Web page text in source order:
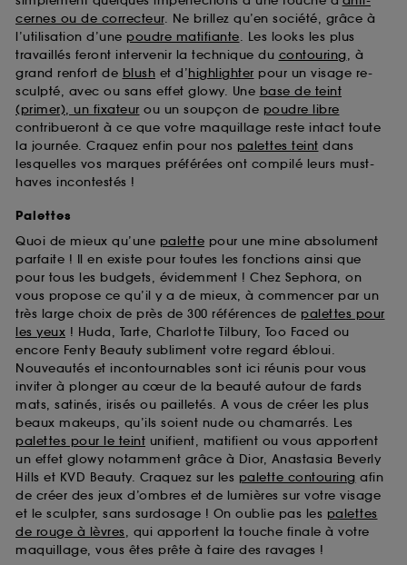
cernes ou de correcteur. Ne brillez qu’en société, grâce à
l’utilisation d’une poudre matifiante. Les looks les plus
travaillés feront intervenir la technique du contouring, à
grand renfort de blush et d’highlighter pour un visage re-
sculpté, avec ou sans effet glowy. Une base de teint
(primer), un fixateur ou un soupçon de poudre libre
contribueront à ce que votre maquillage reste intact toute
la journée. Craquez enfin pour nos palettes teint dans
lesquelles vos marques préférées ont compilé leurs must-
haves incontestés !
Palettes
Quoi de mieux qu’une palette pour une mine absolument
parfaite ! Il en existe pour toutes les fonctions ainsi que
pour tous les budgets, évidemment ! Chez Sephora, on
vous propose ce qu’il y a de mieux, à commencer par un
très large choix de près de 300 références de palettes pour
les yeux ! Huda, Tarte, Charlotte Tilbury, Too Faced ou
encore Fenty Beauty subliment votre regard ébloui.
Nouveautés et incontournables sont ici réunis pour vous
inviter à plonger au cœur de la beauté autour de fards
mats, satinés, irisés ou pailletés. A vous de créer les plus
beaux makeups, qu’ils soient nude ou chamarrés. Les
palettes pour le teint unifient, matifient ou vous apportent
un effet glowy notamment grâce à Dior, Anastasia Beverly
Hills et KVD Beauty. Craquez sur les palette contouring afin
de créer des jeux d’ombres et de lumières sur votre visage
et le sculpter, sans surdosage ! On oublie pas les palettes
de rouge à lèvres, qui apportent la touche finale à votre
maquillage, vous êtes prête à faire des ravages !